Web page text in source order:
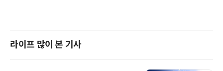
라이프 많이 본 기사